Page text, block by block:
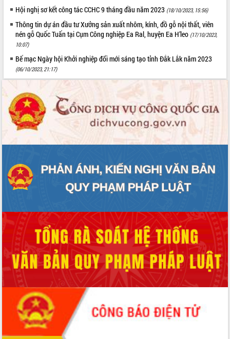
Hội nghị triển khai kết nối mạng
truyền số liệu chuyên dùng phục vụ cơ
quan Đảng, Nhà nước
Lễ phát động chuỗi hoạt động chung
tay làm sạch môi trường
Xã Ea Kar bước chuyển mình trong
công tác cải cách hành chính mô hình
mới
UBND tỉnh họp báo định kỳ tháng 4
năm 2026
Hội thảo khoa học “Giải pháp thúc đẩy
phát triển nền kinh tế xanh tại tỉnh
Đắk Lắk”
hiện nhiệm vụ quản lý tài sản công
hàng tuần
Tháo gỡ những vướng mắc, đẩy mạnh
công tác cải cách thủ tục hành chính
công tỉnh
Đắk Lắk: Tôn vinh 46 giải pháp tại Hội
thi Sáng tạo Kỹ thuật 2024 - 2025
Đắk Lắk rà soát, điều chỉnh Đề án 190
về phát triển nuôi trồng thủy sản
Phó Chủ tịch UBND tỉnh Đắk Lắk
Trương Công Thái kiểm tra thực địa
Dự án cao tốc Khánh Hòa - Buôn Ma
Thuột
Định vị cà phê Việt Nam như một “di
sản sống” trong dòng chảy toàn cầu
Hội nghị sơ kết công tác CCHC 9 tháng đầu năm 2023 (18/10/2023, 15:56)
Thông tin dự án đầu tư Xưởng sản xuất nhôm, kính, đồ gỗ nội thất, viên
nén gỗ Quốc Tuấn tại Cụm Công nghiệp Ea Ral, huyện Ea H’leo (17/10/2023,
10:07)
Bế mạc Ngày hội Khởi nghiệp đổi mới sáng tạo tỉnh Đắk Lắk năm 2023
(06/10/2023, 21:17)